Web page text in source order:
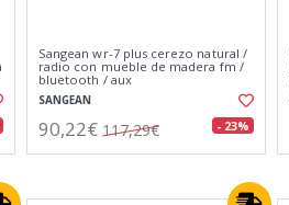
Sangean wr-7 plus cerezo natural /
radio con mueble de madera fm /
bluetooth / aux
SANGEAN
90,22€ 117,29€ - 23%